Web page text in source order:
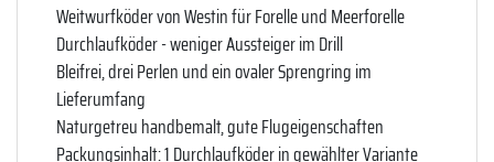
Weitwurfköder von Westin für Forelle und Meerforelle
Durchlaufköder - weniger Aussteiger im Drill
Bleifrei, drei Perlen und ein ovaler Sprengring im
Lieferumfang
Naturgetreu handbemalt, gute Flugeigenschaften
Packungsinhalt: 1 Durchlaufköder in gewählter Variante